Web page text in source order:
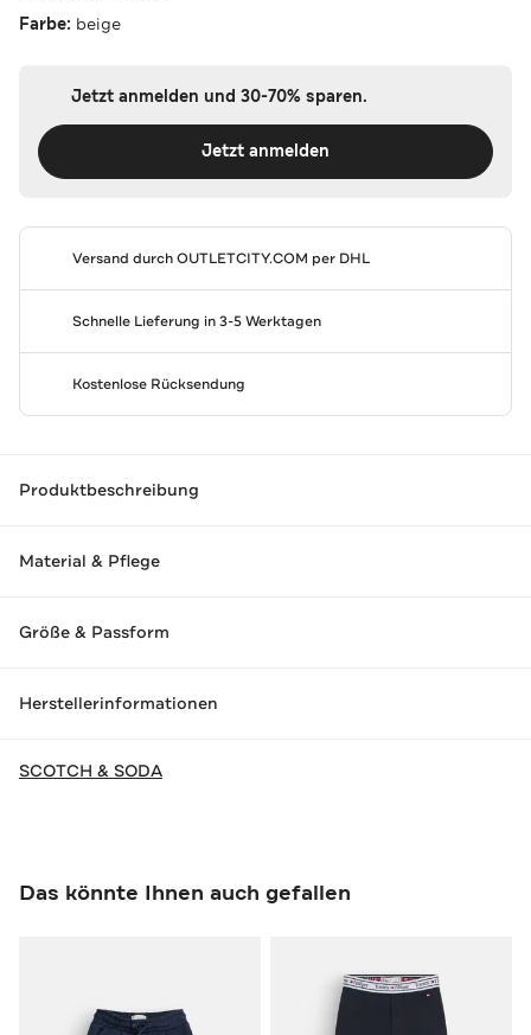
Farbe: beige
Jetzt anmelden und 30-70% sparen.
Jetzt anmelden
Versand durchOUTLETCITY.COM per DHL
Schnelle Lieferung in 3-5 Werktagen
Kostenlose Rücksendung
Produktbeschreibung
Material & Pflege
Größe & Passform
Herstellerinformationen
SCOTCH & SODA
Das könnte Ihnen auch gefallen